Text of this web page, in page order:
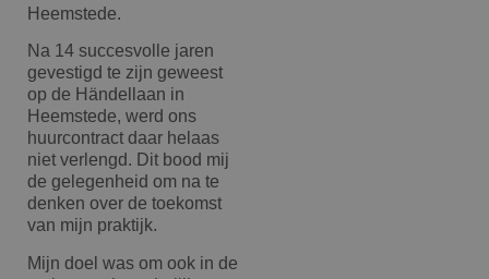
Heemstede.
Na 14 succesvolle jaren
gevestigd te zijn geweest
op de Händellaan in
Heemstede, werd ons
huurcontract daar helaas
niet verlengd. Dit bood mij
de gelegenheid om na te
denken over de toekomst
van mijn praktijk.
Mijn doel was om ook in de